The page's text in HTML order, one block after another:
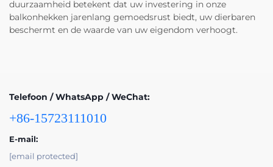
duurzaamheid betekent dat uw investering in onze
balkonhekken jarenlang gemoedsrust biedt, uw dierbaren
beschermt en de waarde van uw eigendom verhoogt.
Telefoon / WhatsApp / WeChat:
+86-15723111010
E-mail:
[email protected]